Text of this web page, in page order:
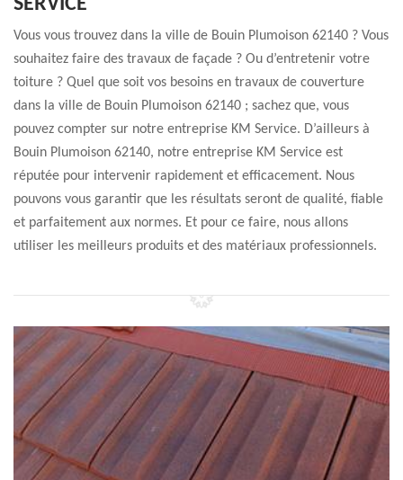
SERVICE
Vous vous trouvez dans la ville de Bouin Plumoison 62140 ? Vous
souhaitez faire des travaux de façade ? Ou d’entretenir votre
toiture ? Quel que soit vos besoins en travaux de couverture
dans la ville de Bouin Plumoison 62140 ; sachez que, vous
pouvez compter sur notre entreprise KM Service. D’ailleurs à
Bouin Plumoison 62140, notre entreprise KM Service est
réputée pour intervenir rapidement et efficacement. Nous
pouvons vous garantir que les résultats seront de qualité, fiable
et parfaitement aux normes. Et pour ce faire, nous allons
utiliser les meilleurs produits et des matériaux professionnels.